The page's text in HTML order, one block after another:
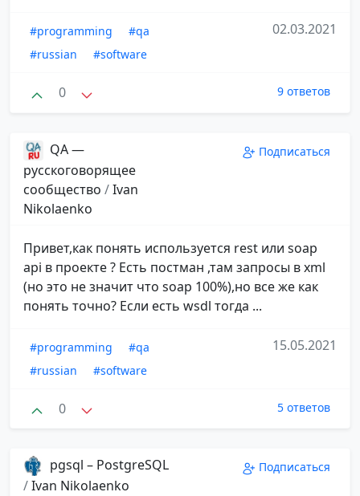
#programming
#qa
#russian
#software
02.03.2021
0 9 ответов
QA —
русскоговорящее
сообщество /Ivan
Nikolaenko
Подписаться
Привет,как понять используется rest или soap
api в проекте ? Есть постман ,там запросы в xml
(но это не значит что soap 100%),но все же как
понять точно? Если есть wsdl тогда ...
#programming
#qa
#russian
#software
15.05.2021
0 5 ответов
pgsql – PostgreSQL
/Ivan Nikolaenko
Подписаться